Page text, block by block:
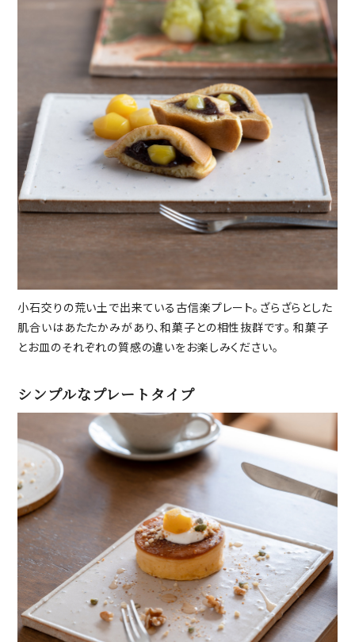
小石交りの荒い土で出来ている古信楽プレート。ざらざらとした
肌合いはあたたかみがあり、和菓子との相性抜群です。 和菓子
とお皿のそれぞれの質感の違いをお楽しみください。
シンプルなプレートタイプ